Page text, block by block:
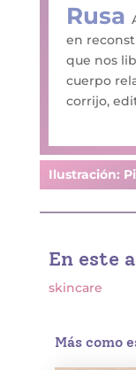
Rusa
en
que nos
cuerpo
corrijo,
Ilustración:
En este
skincare
Más como